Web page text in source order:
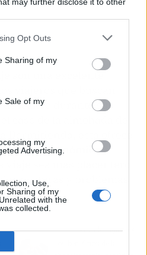
Opt Outs
Sharing of my
Sale of my
my
Advertising.
Use,
Sharing of my
with the
collected.
son una excelente
descanso durante sus
caso de la almohada de
precio económico,
viaje sea más placentero
posturas y problemas
Artículo siguiente